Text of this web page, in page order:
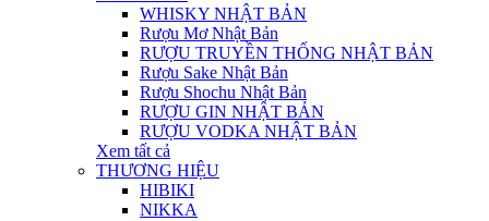
WHISKY NHẬT BẢN
Rượu Mơ Nhật Bản
RƯỢU TRUYỀN THỐNG NHẬT BẢN
Rượu Sake Nhật Bản
Rượu Shochu Nhật Bản
RƯỢU GIN NHẬT BẢN
RƯỢU VODKA NHẬT BẢN
Xem tất cả
THƯƠNG HIỆU
HIBIKI
NIKKA